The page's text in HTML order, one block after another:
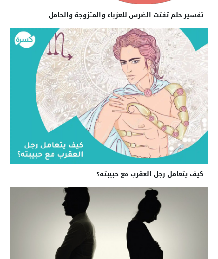
تفسير حلم تفتت الضرس للعزباء والمتزوجة والحامل
كيف يتعامل رجل العقرب مع حبيبته؟